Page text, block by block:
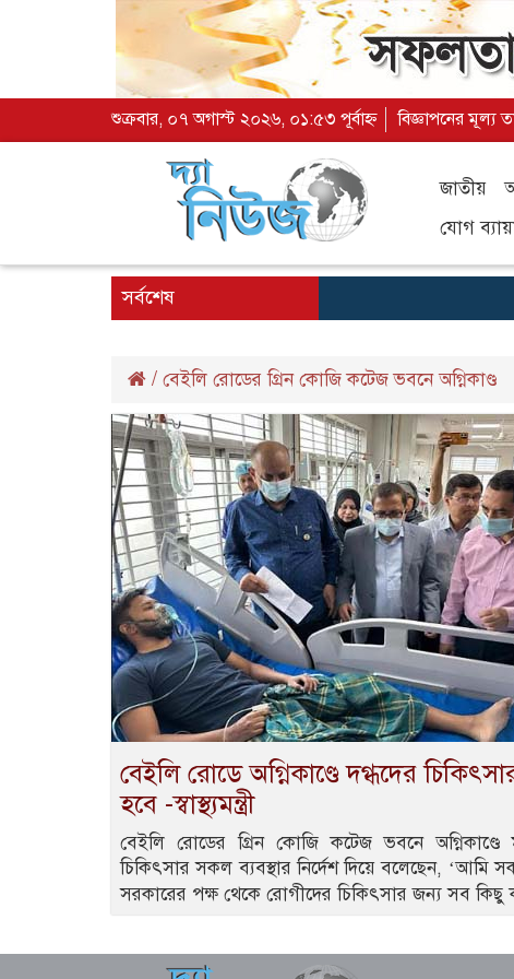
শুক্রবার, ০৭ অগাস্ট ২০২৬, ০১:৫৩ পূর্বাহ্ন বিজ্ঞাপনের মূল্য
জাতীয়
যোগ
সর্বশেষ
/ বেইলি রোডের গ্রিন কোজি কটেজ ভবনে অগ্নিকাণ্ড
বেইলি রোডে অগ্নিকাণ্ডে দগ্ধদের
হবে -স্বাস্থ্যমন্ত্রী
বেইলি রোডের গ্রিন কোজি কটেজ ভবনে অগ্নিকাণ্ডে
চিকিৎসার সকল ব্যবস্থার নির্দেশ দিয়ে বলেছেন, ‘আমি
সরকারের পক্ষ থেকে রোগীদের চিকিৎসার জন্য সব